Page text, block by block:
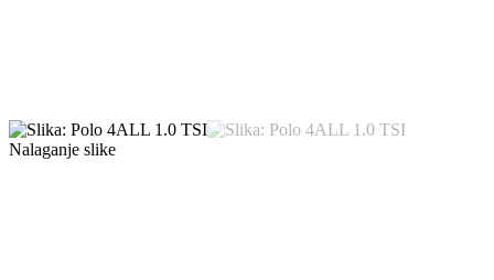
Nalaganje slike